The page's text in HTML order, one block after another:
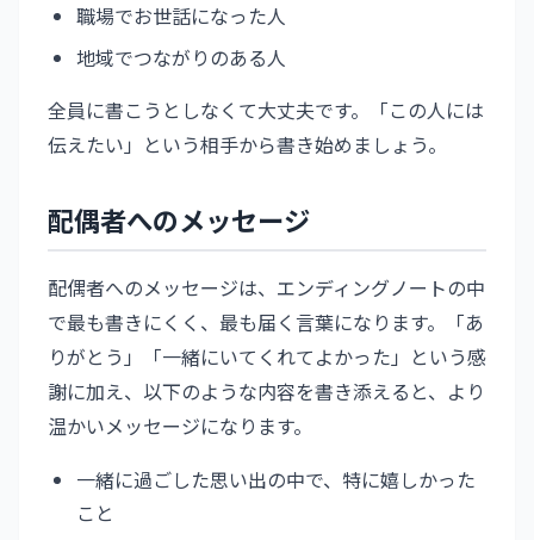
職場でお世話になった人
地域でつながりのある人
全員に書こうとしなくて大丈夫です。「この人には
伝えたい」という相手から書き始めましょう。
配偶者へのメッセージ
配偶者へのメッセージは、エンディングノートの中
で最も書きにくく、最も届く言葉になります。「あ
りがとう」「一緒にいてくれてよかった」という感
謝に加え、以下のような内容を書き添えると、より
温かいメッセージになります。
一緒に過ごした思い出の中で、特に嬉しかった
こと